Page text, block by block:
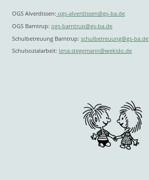
OGS Alverdissen: ogs-alverdissen@gs-ba.de
OGS Barntrup: ogs-barntrup@gs-ba.de
Schulbetreuung Barntrup: schulbetreuung@gs-ba.de
Schulsozialarbeit: lena.stegemann@wekido.de